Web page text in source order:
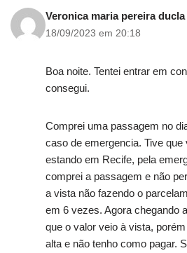
Veronica maria pereira ducla
18/09/2023 em 20:18
Boa noite. Tentei entrar em
consegui.
Comprei uma passagem no
caso de emergencia. Tive que
estando em Recife, pela
comprei a passagem e não
a vista não fazendo o
em 6 vezes. Agora chegando
que o valor veio à vista,
alta e não tenho como pagar.